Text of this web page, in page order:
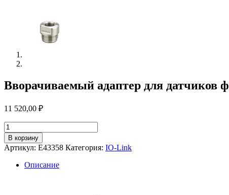
Вворачиваемый адаптер для датчиков
11 520,00 ₽
Количество
товара
Вворачиваемый
адаптер
датчиков
В корзину
Артикул: E43358 Категория: IO-Link
Описание